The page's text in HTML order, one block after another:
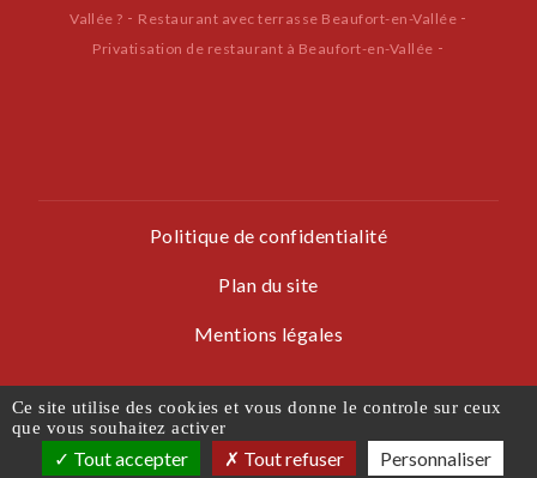
Vallée ? - Restaurant avec terrasse Beaufort-en-Vallée-
Privatisation de restaurant à Beaufort-en-Vallée -
Politique de confidentialité
Plan du site
Mentions légales
Les photos sont des propriétés intellectuelles, toute reproduction
est interdite.
Ce site utilise des cookies et vous donne le controle sur ceux
que vous souhaitez activer
Tout accepter Tout refuser Personnaliser